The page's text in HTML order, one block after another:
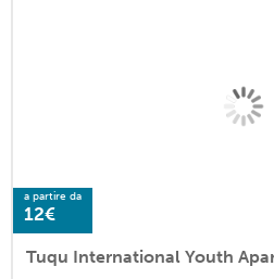
a partire da
12€